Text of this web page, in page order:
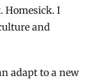
Homesick. I
and
adapt to a new